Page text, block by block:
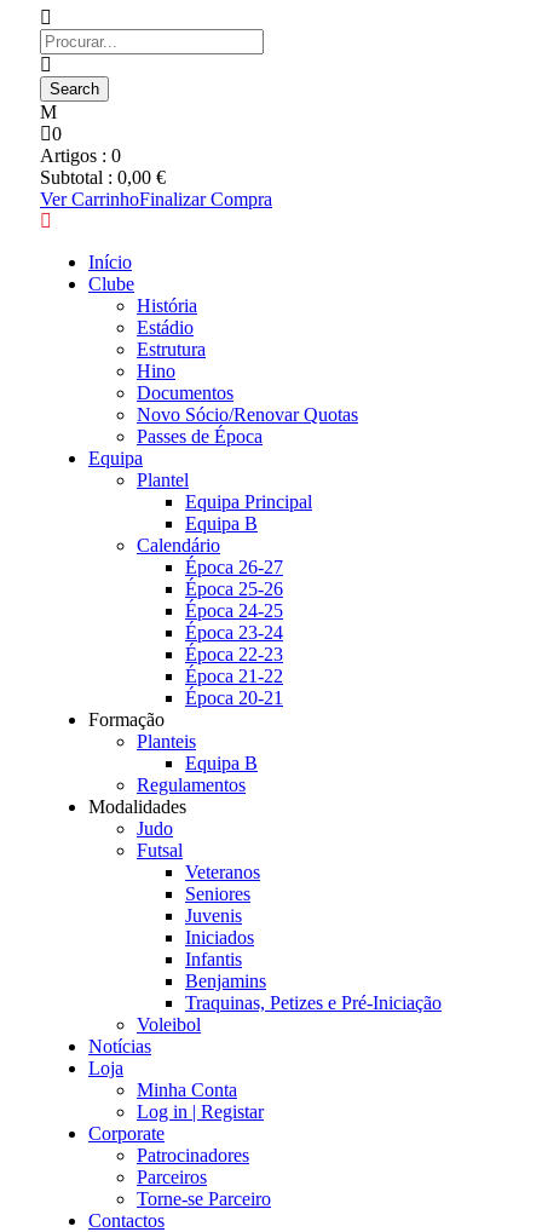
0
Artigos : 0
Subtotal : 0,00 €
Ver CarrinhoFinalizar Compra
Início
Clube
História
Estádio
Estrutura
Hino
Documentos
Novo Sócio/Renovar Quotas
Passes de Época
Equipa
Plantel
Equipa Principal
Equipa B
Calendário
Época 26-27
Época 25-26
Época 24-25
Época 23-24
Época 22-23
Época 21-22
Época 20-21
Formação
Planteis
Equipa B
Regulamentos
Modalidades
Judo
Futsal
Veteranos
Seniores
Juvenis
Iniciados
Infantis
Benjamins
Traquinas, Petizes e Pré-Iniciação
Voleibol
Notícias
Loja
Minha Conta
Log in | Registar
Corporate
Patrocinadores
Parceiros
Torne-se Parceiro
Contactos